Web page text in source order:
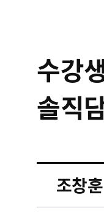
수강
솔직
조창훈